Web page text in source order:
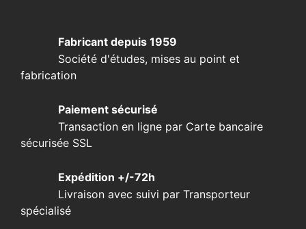
Fabricant depuis 1959
Société d'études, mises au point et
fabrication
Paiement sécurisé
Transaction en ligne par Carte bancaire
sécurisée SSL
Expédition +/-72h
Livraison avec suivi par Transporteur
spécialisé